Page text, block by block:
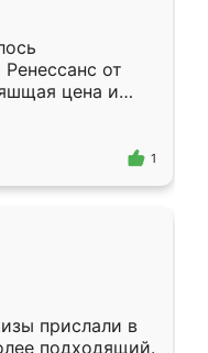
от
цена и
Приехавший
самый
1
прислали в
подходящий.